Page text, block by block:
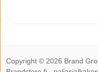
Copyright © 2026 Brand